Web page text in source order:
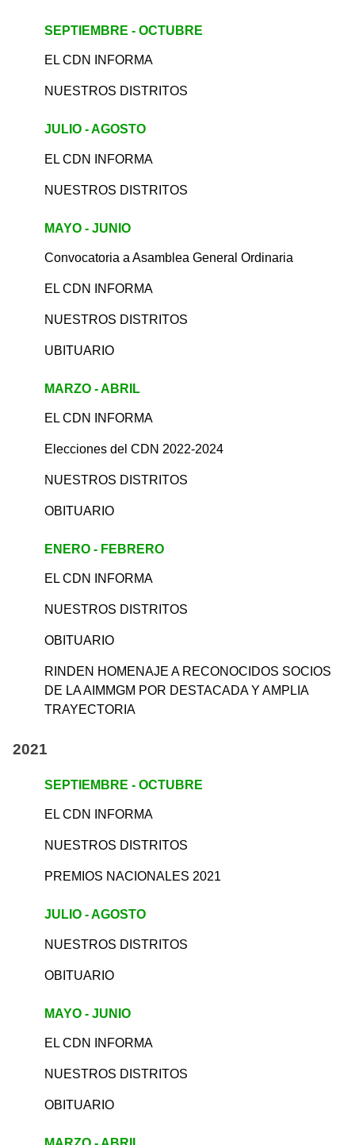
SEPTIEMBRE - OCTUBRE
EL CDN INFORMA
NUESTROS DISTRITOS
JULIO - AGOSTO
EL CDN INFORMA
NUESTROS DISTRITOS
MAYO - JUNIO
Convocatoria a Asamblea General Ordinaria
EL CDN INFORMA
NUESTROS DISTRITOS
UBITUARIO
MARZO - ABRIL
EL CDN INFORMA
Elecciones del CDN 2022-2024
NUESTROS DISTRITOS
OBITUARIO
ENERO - FEBRERO
EL CDN INFORMA
NUESTROS DISTRITOS
OBITUARIO
RINDEN HOMENAJE A RECONOCIDOS SOCIOS
DE LA AIMMGM POR DESTACADA Y AMPLIA
TRAYECTORIA
2021
SEPTIEMBRE - OCTUBRE
EL CDN INFORMA
NUESTROS DISTRITOS
PREMIOS NACIONALES 2021
JULIO - AGOSTO
NUESTROS DISTRITOS
OBITUARIO
MAYO - JUNIO
EL CDN INFORMA
NUESTROS DISTRITOS
OBITUARIO